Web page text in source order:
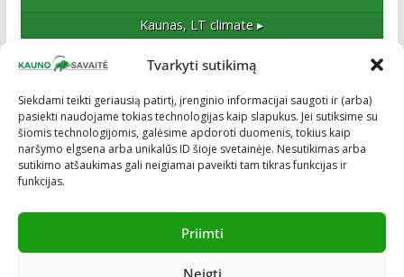
Tvarkyti sutikimą
Siekdami teikti geriausią patirtį, įrenginio informacijai saugoti ir (arba)
pasiekti naudojame tokias technologijas kaip slapukus. Jei sutiksime su
šiomis technologijomis, galėsime apdoroti duomenis, tokius kaip
naršymo elgsena arba unikalūs ID šioje svetainėje. Nesutikimas arba
sutikimo atšaukimas gali neigiamai paveikti tam tikras funkcijas ir
funkcijas.
Priimti
Neigti
Kaunas, LT climate ▸
Esame naujas Kaune, tačiau veržlus ir profesionalus
kolektyvas. Ne naujokai žiniasklaidoje. Į Kauną
žengiame tvirtai įsitikinę savo sėkme.